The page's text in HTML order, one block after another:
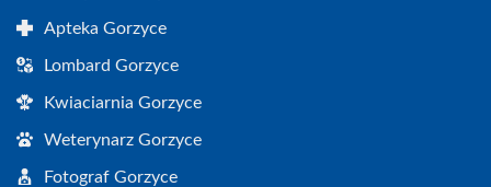
Apteka Gorzyce
Lombard Gorzyce
Kwiaciarnia Gorzyce
Weterynarz Gorzyce
Fotograf Gorzyce